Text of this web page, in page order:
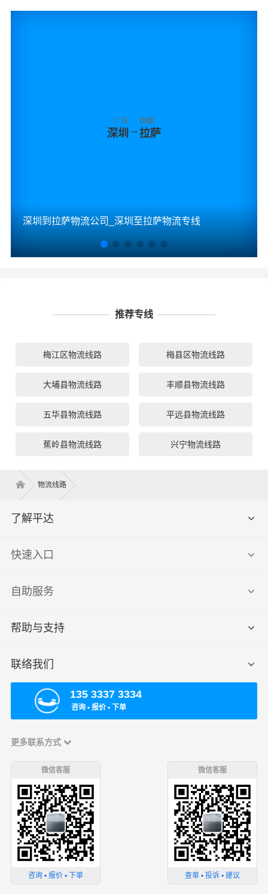
广东
深圳→
西藏
拉萨
深圳到拉萨物流公司_深圳至拉萨物流专线
推荐专线
梅江区物流线路 梅县区物流线路
大埔县物流线路 丰顺县物流线路
五华县物流线路 平远县物流线路
蕉岭县物流线路 兴宁物流线路
物流线路
了解平达
快速入口
自助服务
帮助与支持
联络我们
135 3337 3334
咨询 ▪ 报价 ▪ 下单
更多联系方式
微信客服
咨询 ▪ 报价 ▪ 下单
微信客服
查单 ▪ 投诉 ▪ 建议